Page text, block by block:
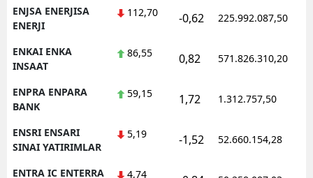
ENJSA ENERJISA
ENERJI
112,70 -0,62 225.992.087,50
ENKAI ENKA
INSAAT
86,55 0,82 571.826.310,20
ENPRA ENPARA
BANK
59,15 1,72 1.312.757,50
ENSRI ENSARI
SINAI YATIRIMLAR
5,19 -1,52 52.660.154,28
ENTRA IC ENTERRA
4,74